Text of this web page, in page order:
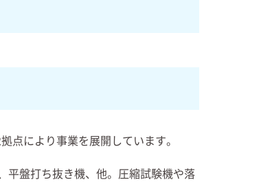
点により事業を展開しています。
平盤打ち抜き機、他。圧縮試験機や落